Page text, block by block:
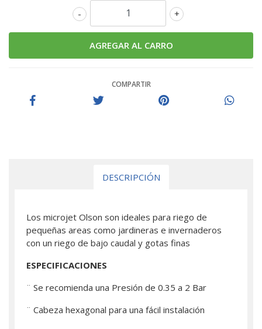
+
-
COMPARTIR
DESCRIPCIÓN
Los microjet Olson son ideales para riego de
pequeñas areas como jardineras e invernaderos
con un riego de bajo caudal y gotas finas
ESPECIFICACIONES
¨ Se recomienda una Presión de 0.35 a 2 Bar
¨ Cabeza hexagonal para una fácil instalación